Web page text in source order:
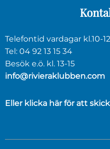
Telefontid vardagar kl.10-12
Tel: 04 92 13 15 34
Besök e.ö. kl. 13-15
info@rivieraklubben.com
Eller klicka här för att